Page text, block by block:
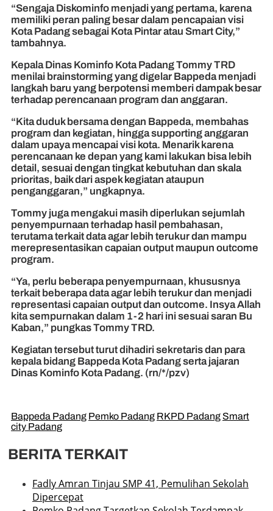
“Sengaja Diskominfo menjadi yang pertama, karena
memiliki peran paling besar dalam pencapaian visi
Kota Padang sebagai Kota Pintar atau Smart City,”
tambahnya.
Kepala Dinas Kominfo Kota Padang Tommy TRD
menilai brainstorming yang digelar Bappeda menjadi
langkah baru yang berpotensi memberi dampak besar
terhadap perencanaan program dan anggaran.
“Kita duduk bersama dengan Bappeda, membahas
program dan kegiatan, hingga supporting anggaran
dalam upaya mencapai visi kota. Menarik karena
perencanaan ke depan yang kami lakukan bisa lebih
detail, sesuai dengan tingkat kebutuhan dan skala
prioritas, baik dari aspek kegiatan ataupun
penganggaran,” ungkapnya.
Tommy juga mengakui masih diperlukan sejumlah
penyempurnaan terhadap hasil pembahasan,
terutama terkait data agar lebih terukur dan mampu
merepresentasikan capaian output maupun outcome
program.
“Ya, perlu beberapa penyempurnaan, khususnya
terkait beberapa data agar lebih terukur dan menjadi
representasi capaian output dan outcome. Insya Allah
kita sempurnakan dalam 1-2 hari ini sesuai saran Bu
Kaban,” pungkas Tommy TRD.
Kegiatan tersebut turut dihadiri sekretaris dan para
kepala bidang Bappeda Kota Padang serta jajaran
Dinas Kominfo Kota Padang. (rn/*/pzv)
Bappeda Padang Pemko Padang RKPD Padang Smart
city Padang
BERITA TERKAIT
Fadly Amran Tinjau SMP 41, Pemulihan Sekolah
Dipercepat